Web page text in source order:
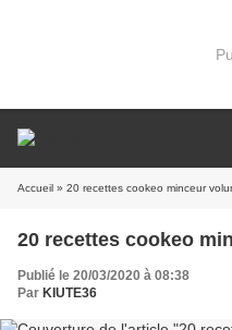
Accueil » 20 recettes cookeo minceur
20 recettes cookeo
Publié le 20/03/2020 à 08:38
Par KIUTE36